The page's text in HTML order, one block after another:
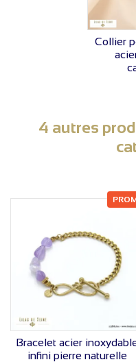
Collier
4 autres
VOIR LE PRIX
Bracelet acier
infini pierre naturelle